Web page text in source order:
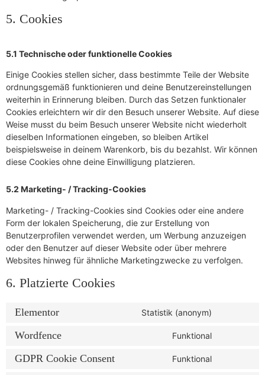
5. Cookies
5.1 Technische oder funktionelle Cookies
Einige Cookies stellen sicher, dass bestimmte Teile der Website
ordnungsgemäß funktionieren und deine Benutzereinstellungen
weiterhin in Erinnerung bleiben. Durch das Setzen funktionaler
Cookies erleichtern wir dir den Besuch unserer Website. Auf diese
Weise musst du beim Besuch unserer Website nicht wiederholt
dieselben Informationen eingeben, so bleiben Artikel
beispielsweise in deinem Warenkorb, bis du bezahlst. Wir können
diese Cookies ohne deine Einwilligung platzieren.
5.2 Marketing- / Tracking-Cookies
Marketing- / Tracking-Cookies sind Cookies oder eine andere
Form der lokalen Speicherung, die zur Erstellung von
Benutzerprofilen verwendet werden, um Werbung anzuzeigen
oder den Benutzer auf dieser Website oder über mehrere
Websites hinweg für ähnliche Marketingzwecke zu verfolgen.
6. Platzierte Cookies
Elementor Statistik (anonym)
Wordfence Funktional
GDPR Cookie Consent Funktional